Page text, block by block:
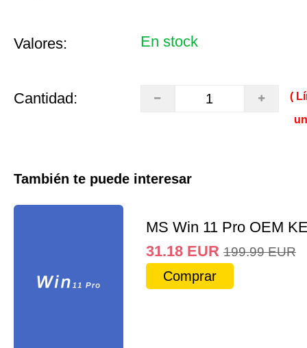
Valores: En stock
Cantidad:
(
También te puede interesar
MS Win 11 Pro OEM
31.18 EUR 199.99 EUR
Comprar